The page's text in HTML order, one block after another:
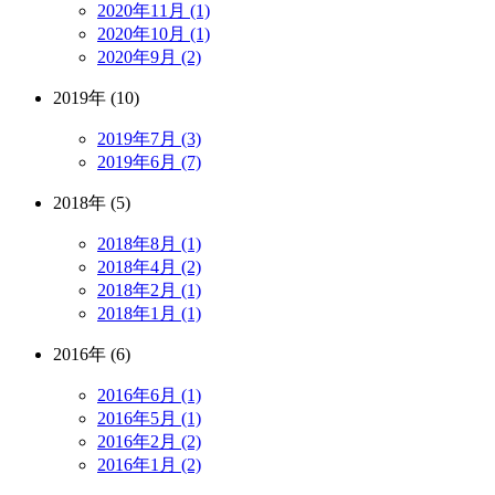
2020年11月 (1)
2020年10月 (1)
2020年9月 (2)
2019年 (10)
2019年7月 (3)
2019年6月 (7)
2018年 (5)
2018年8月 (1)
2018年4月 (2)
2018年2月 (1)
2018年1月 (1)
2016年 (6)
2016年6月 (1)
2016年5月 (1)
2016年2月 (2)
2016年1月 (2)